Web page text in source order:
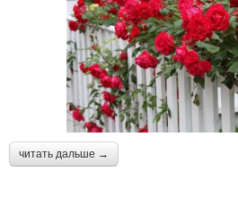
читать дальше →